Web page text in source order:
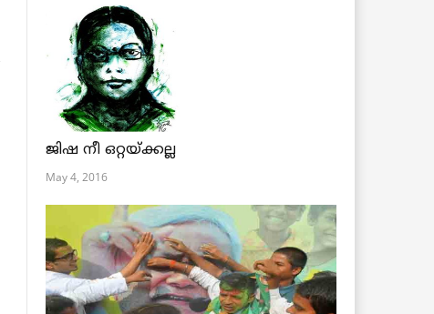
ജിഷ നീ ഒറ്റയ്ക്കല്ല
May 4, 2016